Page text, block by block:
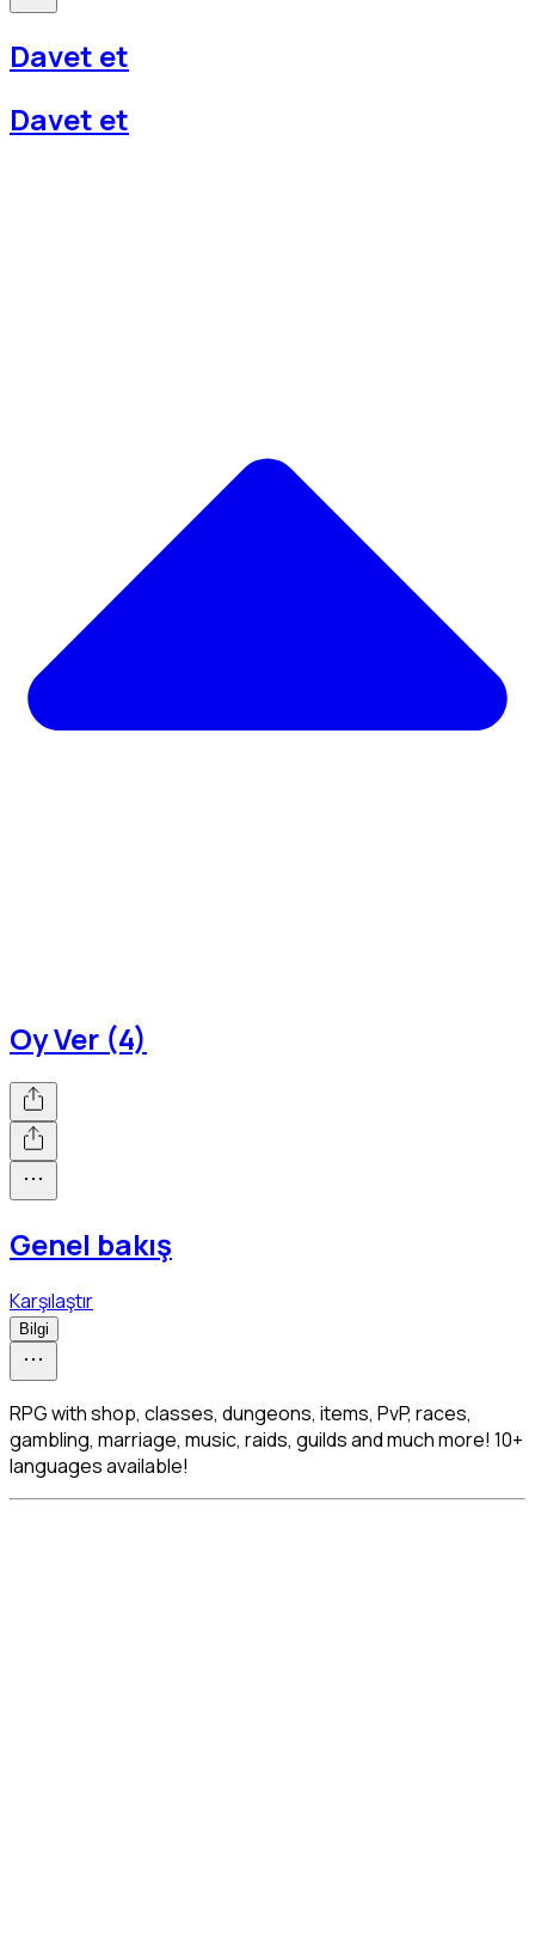
Davet et
Davet et
Oy Ver (4)
Genel bakış
Karşılaştır
Bilgi
RPG with shop, classes, dungeons, items, PvP, races,
gambling, marriage, music, raids, guilds and much more! 10+
languages available!